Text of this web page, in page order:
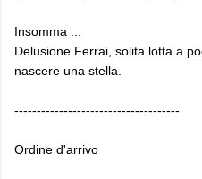
Insomma ...
Delusione Ferrai, solita lotta a
nascere una stella.
-------------------------------------
Ordine d'arrivo